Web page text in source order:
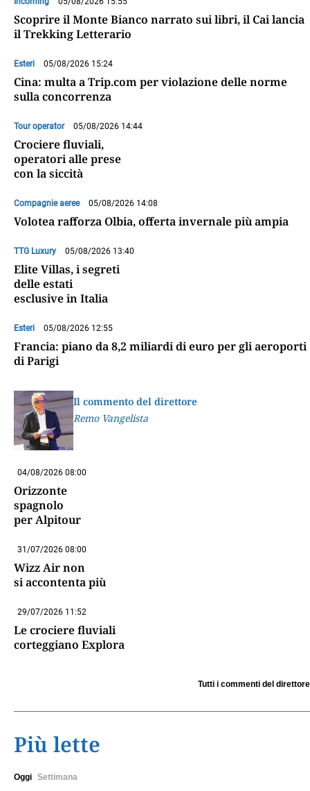
Scoprire il Monte Bianco narrato sui libri, il Cai lancia
il Trekking Letterario
Esteri 05/08/2026 15:24
Cina: multa a Trip.com per violazione delle norme
sulla concorrenza
Tour operator 05/08/2026 14:44
Crociere fluviali,
operatori alle prese
con la siccità
Compagnie aeree 05/08/2026 14:08
Volotea rafforza Olbia, offerta invernale più ampia
TTG Luxury 05/08/2026 13:40
Elite Villas, i segreti
delle estati
esclusive in Italia
Esteri 05/08/2026 12:55
Francia: piano da 8,2 miliardi di euro per gli aeroporti
di Parigi
Il commento del direttore
Remo Vangelista
04/08/2026 08:00
Orizzonte
spagnolo
per Alpitour
31/07/2026 08:00
Wizz Air non
si accontenta più
29/07/2026 11:52
Le crociere fluviali
corteggiano Explora
Tutti i commenti del direttore
Più lette
Oggi Settimana